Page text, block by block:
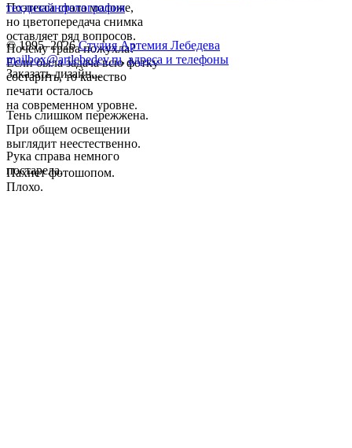
Поэтесса стала моложе,
но цветопередача снимка
оставляет ряд вопросов.
Почему трава пожухла?
Если была задача всю фотку
состарить, то качество
печати осталось
на современном уровне.
Тень слишком пережжена.
При общем освещении
выглядит неестественно.
Рука справа немного
постарела.
Пахнет фотошопом.
Плохо.
техдизайнфотография
© 1995–2026 Студия Артемия Лебедева
mailbox@artlebedev.ru, адреса и телефоны
Заказать дизайн...